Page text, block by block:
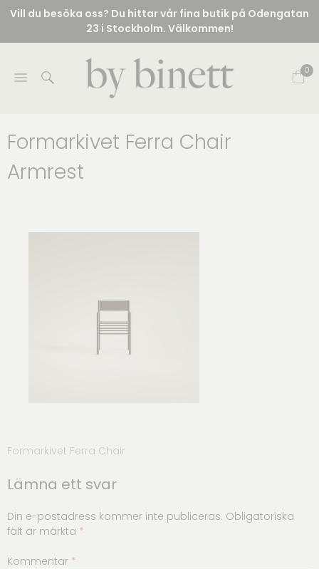
Vill du besöka oss? Du hittar vår fina butik på Odengatan
23 i Stockholm. Välkommen!
0
Formarkivet Ferra Chair
Armrest
Inläggsnavigering
Formarkivet Ferra Chair
Lämna ett svar
Din e-postadress kommer inte publiceras. Obligatoriska
fält är märkta *
Kommentar *